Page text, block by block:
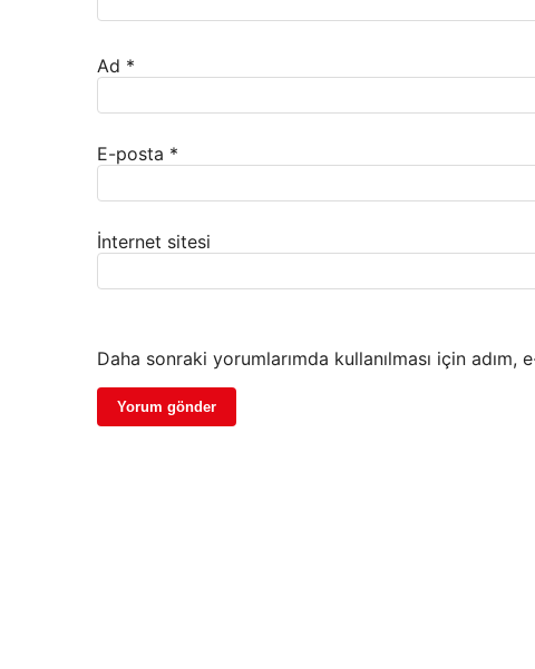
Ad *
E-posta *
İnternet sitesi
Daha sonraki yorumlarımda kullanılması için